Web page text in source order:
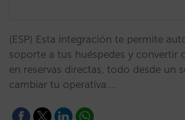
(ESP) Esta integración te permite
soporte a tus huéspedes y convertir
en reservas directas, todo desde un
cambiar tu operativa.…